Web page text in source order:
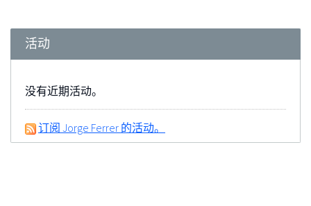
活动
没有近期活动。
订阅 Jorge Ferrer 的活动。